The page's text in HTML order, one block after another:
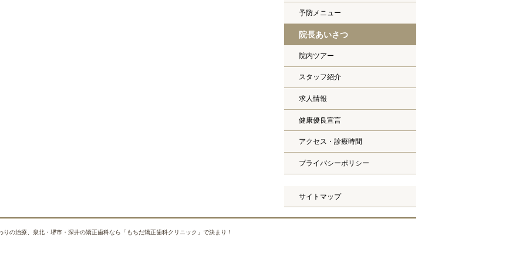
予防メニュー
院長あいさつ
院内ツアー
スタッフ紹介
求人情報
健康優良宣言
アクセス・診療時間
プライバシーポリシー
サイトマップ
りの治療、泉北・堺市・深井の矯正歯科なら「もちだ矯正歯科クリニック」で決まり！